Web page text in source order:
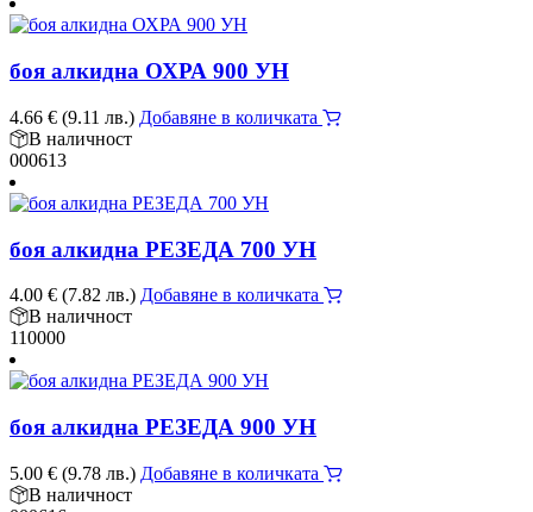
боя алкидна ОХРА 900 УН
4.66 € (9.11 лв.) Добавяне в количката
В наличност
000613
боя алкидна РЕЗЕДА 700 УН
4.00 € (7.82 лв.) Добавяне в количката
В наличност
110000
боя алкидна РЕЗЕДА 900 УН
5.00 € (9.78 лв.) Добавяне в количката
В наличност